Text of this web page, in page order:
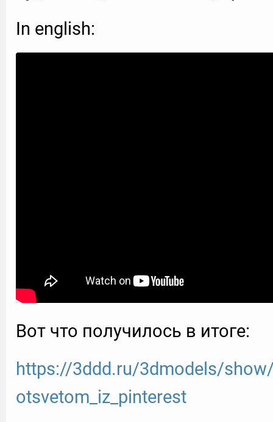
In english:
Вот что получилось в итоге:
https://3ddd.ru/3dmodels/
otsvetom_iz_pinterest